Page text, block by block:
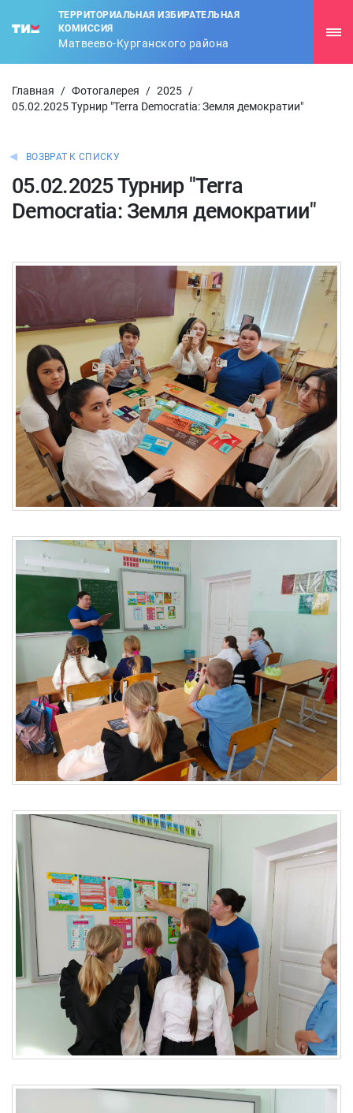
ТЕРРИТОРИАЛЬНАЯ ИЗБИРАТЕЛЬНАЯ
КОМИССИЯ
Матвеево-Курганского района
Главная / Фотогалерея / 2025 /
05.02.2025 Турнир "Terra Democratia: Земля демократии"
ВОЗВРАТ К СПИСКУ
05.02.2025 Турнир "Terra
Democratia: Земля демократии"